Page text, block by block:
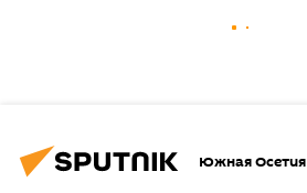
Южная Осетия